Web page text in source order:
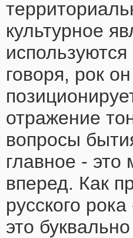
культурное
говоря, рок
отражение
вопросы
главное -
вперед. Как
русского
это